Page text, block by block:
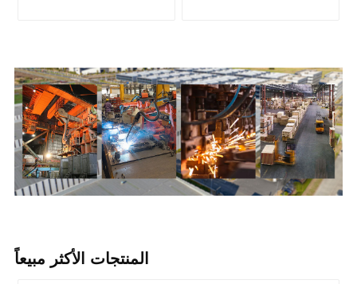
المنتجات الأكثر مبيعاً